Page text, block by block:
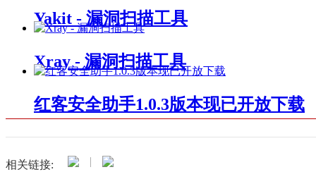
Yakit - 漏洞扫描工具
Xray - 漏洞扫描工具
红客安全助手1.0.3版本现已开放下载
相关链接: |